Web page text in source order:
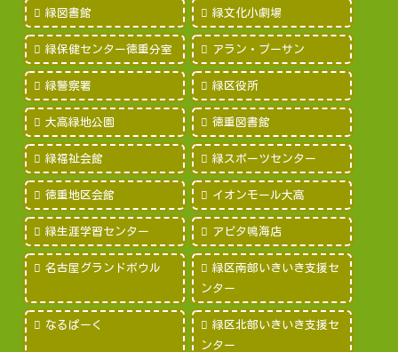
緑図書館 緑文化小劇場
緑保健センター徳重分室 アラン・プーサン
緑警察署 緑区役所
大高緑地公園 徳重図書館
緑福祉会館 緑スポーツセンター
徳重地区会館 イオンモール大高
緑生涯学習センター アピタ鳴海店
名古屋グランドボウル
緑区南部いきいき支援セ
ンター
なるぱーく
緑区北部いきいき支援セ
ンター